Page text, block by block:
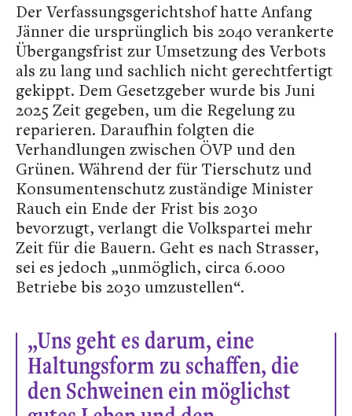
Der Verfassungsgerichtshof hatte Anfang
Jänner die ursprünglich bis 2040 verankerte
Übergangsfrist zur Umsetzung des Verbots
als zu lang und sachlich nicht gerechtfertigt
gekippt. Dem Gesetzgeber wurde bis Juni
2025 Zeit gegeben, um die Regelung zu
reparieren. Daraufhin folgten die
Verhandlungen zwischen ÖVP und den
Grünen. Während der für Tierschutz und
Konsumentenschutz zuständige Minister
Rauch ein Ende der Frist bis 2030
bevorzugt, verlangt die Volkspartei mehr
Zeit für die Bauern. Geht es nach Strasser,
sei es jedoch „unmöglich, circa 6.000
Betriebe bis 2030 umzustellen“.
„Uns geht es darum, eine
Haltungsform zu schaffen, die
den Schweinen ein möglichst